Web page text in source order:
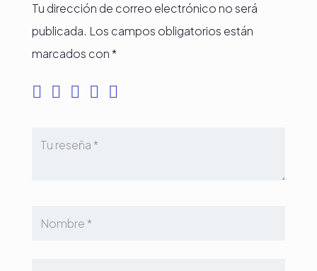
Tu dirección de correo electrónico no será
publicada. Los campos obligatorios están
marcados con*